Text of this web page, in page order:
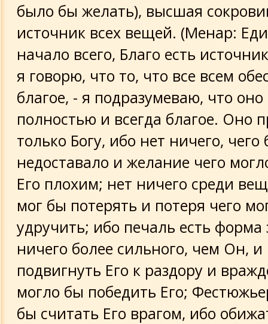
было бы желать), высшая
источник всех вещей. (Менар:
начало всего, Благо есть
я говорю, что то, что все всем
благое, - я подразумеваю, что оно
полностью и всегда благое. Оно
только Богу, ибо нет ничего,
недоставало и желание чего
Его плохим; нет ничего среди
мог бы потерять и потеря чего
удручить; ибо печаль есть форма
ничего более сильного, чем Он,
подвигнуть Его к раздору и
могло бы победить Его;
бы считать Его врагом, ибо
Определения
Без названия
О Волнениях тела, сковывающих
Асклепий
Завещание (или слова тайн) Гермеса
Трисмегиста [Изумрудная таблица]
Гермес к Аммону
Из речей Гермеса
Фрагмент из "Афродиты"
Из книги "Дева, или зеница мира"